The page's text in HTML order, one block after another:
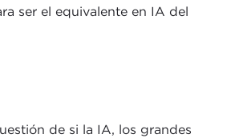
ser el equivalente en IA del
de si la IA, los grandes